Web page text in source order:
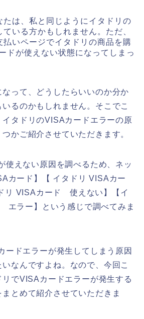
たは、私と同じようにイタドリの
いる方かもしれません。ただ、
払いページでイタドリの商品を購
ドが使えない状態になってしまっ
って、どうしたらいいのか分か
るのかもしれません。そこでこ
イタドリのVISAカードエラーの原
かご紹介させていただきます。
使えない原因を調べるため、ネッ
カード】【 イタドリ VISAカー
リ VISAカード 使えない】【イ
エラー】という感じで調べてみま
ードエラーが発生してしまう原因
なんですよね。なので、今回こ
でVISAカードエラーが発生する
とめて紹介させていただきま